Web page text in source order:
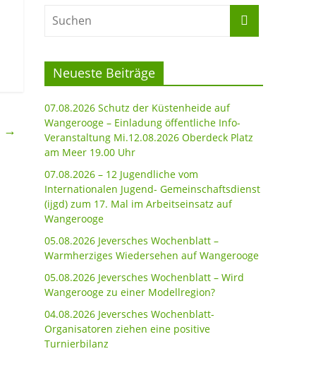
→
Neueste Beiträge
07.08.2026 Schutz der Küstenheide auf
Wangerooge – Einladung öffentliche Info-
Veranstaltung Mi.12.08.2026 Oberdeck Platz
am Meer 19.00 Uhr
07.08.2026 – 12 Jugendliche vom
Internationalen Jugend- Gemeinschaftsdienst
(ijgd) zum 17. Mal im Arbeitseinsatz auf
Wangerooge
05.08.2026 Jeversches Wochenblatt –
Warmherziges Wiedersehen auf Wangerooge
05.08.2026 Jeversches Wochenblatt – Wird
Wangerooge zu einer Modellregion?
04.08.2026 Jeversches Wochenblatt-
Organisatoren ziehen eine positive
Turnierbilanz